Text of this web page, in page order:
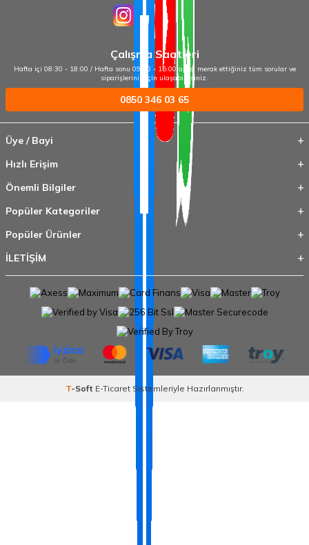
Çalışma Saatleri
Hafta içi 08:30 - 18:00 / Hafta sonu 09:00 - 15:00 arası merak ettiğiniz tüm sorular ve
siparişleriniz için ulaşabilirsiniz.
0850 346 03 65
Üye / Bayi
Hızlı Erişim
Önemli Bilgiler
Popüler Kategoriler
Popüler Ürünler
İLETİŞİM
T-Soft E-TicaretSistemleriyle Hazırlanmıştır.